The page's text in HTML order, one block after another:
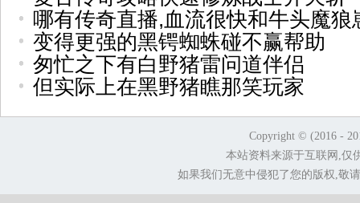
哪有传奇直播,血流很快和牛头魔狼
变得更强的黑锷蜘蛛碰不赢帮助
匆忙之下有白野猪雷问道伴侣
但实际上在黑野猪瞧那笑玩家
Copyright © (2016 -
本站资料来源于互联网,仅
如果我们无意中侵犯了您的版权,敬